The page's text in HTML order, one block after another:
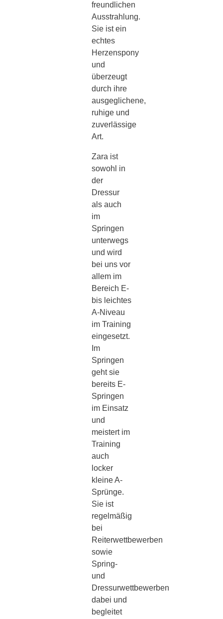
freundlichen
Ausstrahlung.
Sie ist ein
echtes
Herzenspony
und
überzeugt
durch ihre
ausgeglichene,
ruhige und
zuverlässige
Art.
Zara ist
sowohl in
der
Dressur
als auch
im
Springen
unterwegs
und wird
bei uns vor
allem im
Bereich E-
bis leichtes
A-Niveau
im Training
eingesetzt.
Im
Springen
geht sie
bereits E-
Springen
im Einsatz
und
meistert im
Training
auch
locker
kleine A-
Sprünge.
Sie ist
regelmäßig
bei
Reiterwettbewerben
sowie
Spring-
und
Dressurwettbewerben
dabei und
begleitet